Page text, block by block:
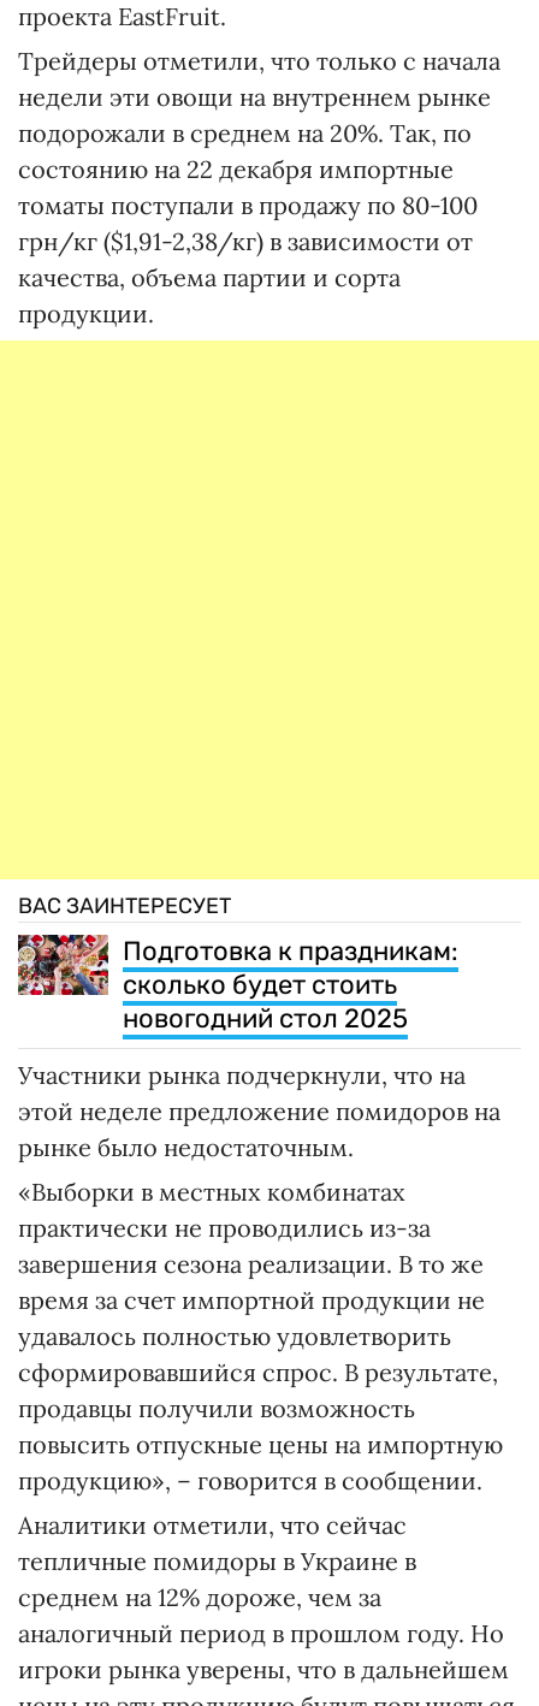
проекта EastFruit.
Трейдеры отметили, что только с начала
недели эти овощи на внутреннем рынке
подорожали в среднем на 20%. Так, по
состоянию на 22 декабря импортные
томаты поступали в продажу по 80-100
грн/кг ($1,91-2,38/кг) в зависимости от
качества, объема партии и сорта
продукции.
ВАС ЗАИНТЕРЕСУЕТ
Подготовка к праздникам:
сколько будет стоить
новогодний стол 2025
Участники рынка подчеркнули, что на
этой неделе предложение помидоров на
рынке было недостаточным.
«Выборки в местных комбинатах
практически не проводились из-за
завершения сезона реализации. В то же
время за счет импортной продукции не
удавалось полностью удовлетворить
сформировавшийся спрос. В результате,
продавцы получили возможность
повысить отпускные цены на импортную
продукцию», – говорится в сообщении.
Аналитики отметили, что сейчас
тепличные помидоры в Украине в
среднем на 12% дороже, чем за
аналогичный период в прошлом году. Но
игроки рынка уверены, что в дальнейшем